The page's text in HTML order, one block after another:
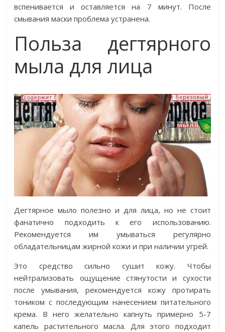
вспенивается и оставляется на 7 минут. После
смывания маски проблема устранена.
Польза дегтярного
мыла для лица
Дегтярное мыло полезно и для лица, но не стоит
фанатично подходить к его использованию.
Рекомендуется им умываться регулярно
обладательницам жирной кожи и при наличии угрей.
Это средство сильно сушит кожу. Чтобы
нейтрализовать ощущение стянутости и сухости
после умывания, рекомендуется кожу протирать
тоником с последующим нанесением питательного
крема. В него желательно капнуть примерно 5-7
капель растительного масла. Для этого подходит